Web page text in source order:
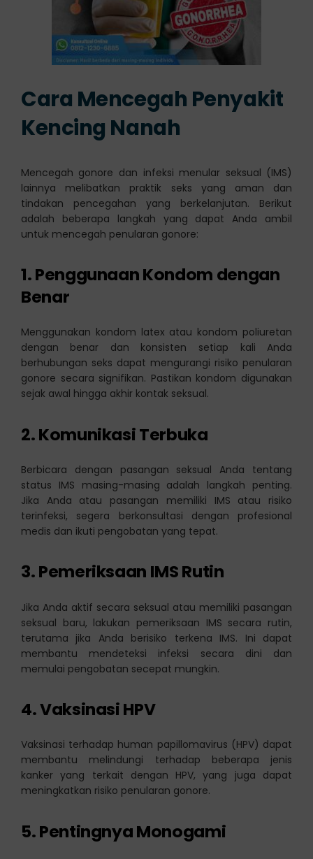
Cara Mencegah Penyakit
Kencing Nanah
Mencegah gonore dan infeksi menular seksual (IMS)
lainnya melibatkan praktik seks yang aman dan
tindakan pencegahan yang berkelanjutan. Berikut
adalah beberapa langkah yang dapat Anda ambil
untuk mencegah penularan gonore:
1.Penggunaan Kondom dengan
Benar
Menggunakan kondom latex atau kondom poliuretan
dengan benar dan konsisten setiap kali Anda
berhubungan seks dapat mengurangi risiko penularan
gonore secara signifikan. Pastikan kondom digunakan
sejak awal hingga akhir kontak seksual.
2.Komunikasi Terbuka
Berbicara dengan pasangan seksual Anda tentang
status IMS masing-masing adalah langkah penting.
Jika Anda atau pasangan memiliki IMS atau risiko
terinfeksi, segera berkonsultasi dengan profesional
medis dan ikuti pengobatan yang tepat.
3.Pemeriksaan IMS Rutin
Jika Anda aktif secara seksual atau memiliki pasangan
seksual baru, lakukan pemeriksaan IMS secara rutin,
terutama jika Anda berisiko terkena IMS. Ini dapat
membantu mendeteksi infeksi secara dini dan
memulai pengobatan secepat mungkin.
4.Vaksinasi HPV
Vaksinasi terhadap human papillomavirus (HPV) dapat
membantu melindungi terhadap beberapa jenis
kanker yang terkait dengan HPV, yang juga dapat
meningkatkan risiko penularan gonore.
5.Pentingnya Monogami